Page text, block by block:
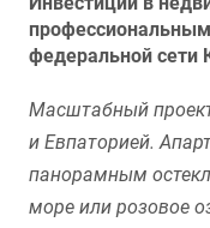
федеральной сети
Масштабный
и Евпаторией.
панорамным
море или розовое